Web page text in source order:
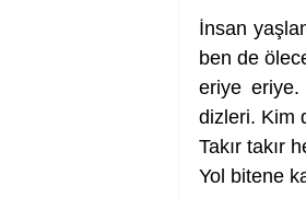
İnsan
ben de
eriye eriye.
dizleri. Kim
Takır takır
Yol bitene